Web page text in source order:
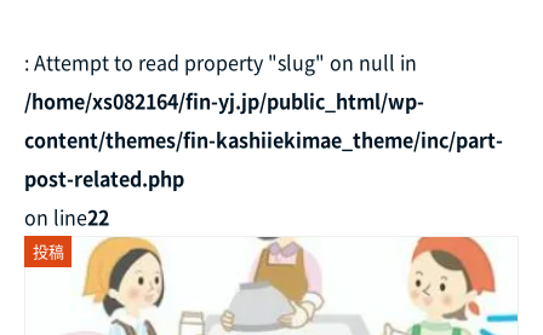
: Attempt to read property "slug" on null in
/home/xs082164/fin-yj.jp/public_html/wp-
content/themes/fin-kashiiekimae_theme/inc/part-
post-related.php
on line22
投稿